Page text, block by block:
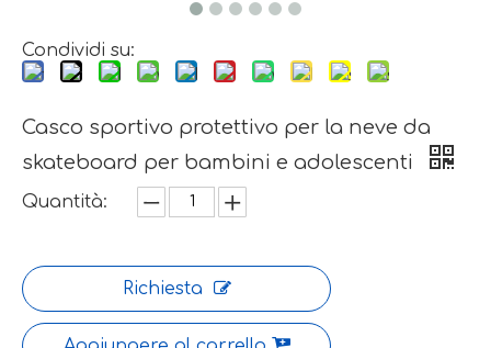
Condividi su:
Casco sportivo protettivo per la neve da
skateboard per bambini e adolescenti
Quantità:
Richiesta